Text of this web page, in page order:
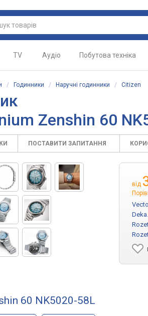
TV Аудіо Побутова техніка
/ Годинники / Наручні годинники / Citizen
Zenshin 60
ПОСТАВИТИ ЗАПИТАННЯ
від
60 NK5020-58L